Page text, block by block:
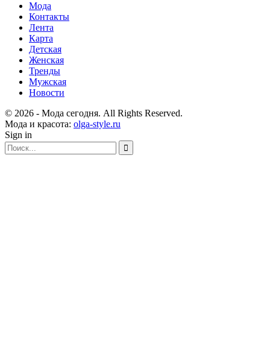
Мода
Контакты
Лента
Карта
Детская
Женская
Тренды
Мужская
Новости
© 2026 - Мода сегодня. All Rights Reserved.
Мода и красота: olga-style.ru
Sign in